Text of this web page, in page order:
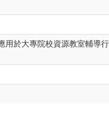
用於大專院校資源教室輔導